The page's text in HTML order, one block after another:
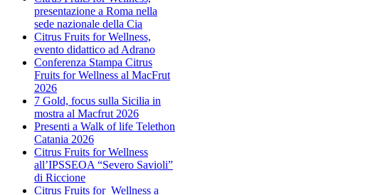
presentazione a Roma nella
sede nazionale della Cia
Citrus Fruits for Wellness,
evento didattico ad Adrano
Conferenza Stampa Citrus
Fruits for Wellness al MacFrut
2026
7 Gold, focus sulla Sicilia in
mostra al Macfrut 2026
Presenti a Walk of life Telethon
Catania 2026
Citrus Fruits for Wellness
all’IPSSEOA “Severo Savioli”
di Riccione
Citrus Fruits for Wellness a